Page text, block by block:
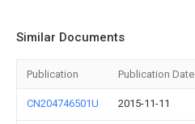
Similar Documents
Publication Publication Date
CN204746501U 2015-11-11